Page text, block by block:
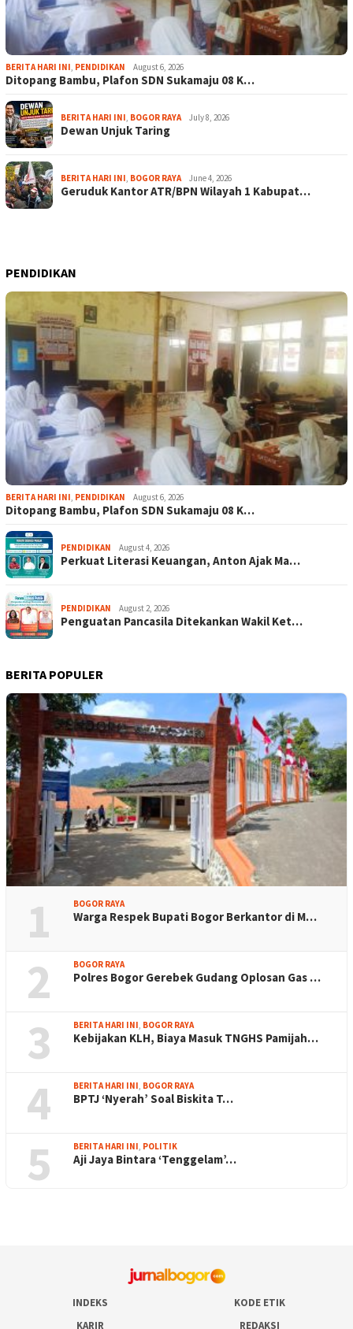
BERITA HARI INI PENDIDIKAN August 6, 2026
Ditopang Bambu, Plafon SDN Sukamaju 08 K…
BERITA HARI INI BOGOR RAYA July 8, 2026
Dewan Unjuk Taring
BERITA HARI INI BOGOR RAYA June 4, 2026
Geruduk Kantor ATR/BPN Wilayah 1 Kabupat…
PENDIDIKAN
BERITA HARI INI PENDIDIKAN August 6, 2026
Ditopang Bambu, Plafon SDN Sukamaju 08 K…
PENDIDIKAN August 4, 2026
Perkuat Literasi Keuangan, Anton Ajak Ma…
PENDIDIKAN August 2, 2026
Penguatan Pancasila Ditekankan Wakil Ket…
BERITA POPULER
1 BOGOR RAYA
Warga Respek Bupati Bogor Berkantor di M…
2 BOGOR RAYA
Polres Bogor Gerebek Gudang Oplosan Gas …
3 BERITA HARI INI, BOGOR RAYA
Kebijakan KLH, Biaya Masuk TNGHS Pamijah…
4 BERITA HARI INI, BOGOR RAYA
BPTJ ‘Nyerah’ Soal Biskita T…
5 BERITA HARI INI, POLITIK
Aji Jaya Bintara ‘Tenggelam’…
INDEKS
KODE ETIK
KARIR
REDAKSI